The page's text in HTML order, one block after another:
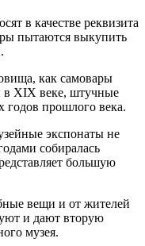
в качестве реквизита
пытаются выкупить
как самовары
в XIX веке, штучные
годов прошлого века.
экспонаты не
собиралась
большую
вещи и от жителей
и дают вторую
музея.